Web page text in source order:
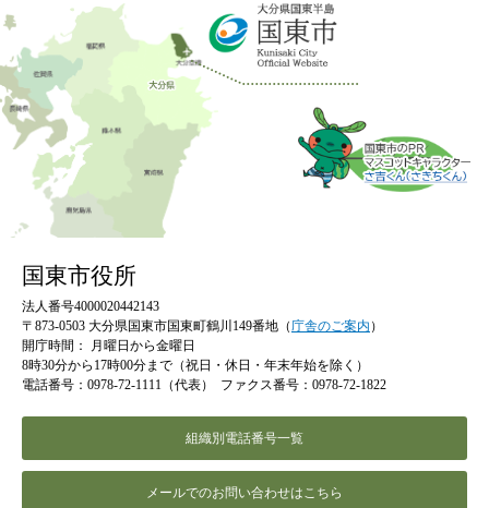
国東市役所
法人番号4000020442143
〒873-0503 大分県国東市国東町鶴川149番地（庁舎のご案内 ）
開庁時間：
月曜日から金曜日
8時30分から17時00分まで（祝日・休日・年末年始を除く）
電話番号：0978-72-1111（代表）
ファクス番号：0978-72-1822
組織別電話番号一覧
メールでのお問い合わせはこちら